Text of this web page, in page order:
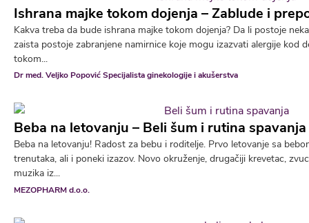
Ishrana majke tokom dojenja – Zablude i
Kakva treba da bude ishrana majke tokom dojenja? Da li postoje
zaista postoje zabranjene namirnice koje mogu izazvati alergije kod
tokom...
Dr med. Veljko Popović Specijalista ginekologije i akušerstva
Beba na letovanju – Beli šum i rutina
Beba na letovanju! Radost za bebu i roditelje. Prvo letovanje sa
trenutaka, ali i poneki izazov. Novo okruženje, drugačiji krevetac,
muzika iz...
MEZOPHARM d.o.o.